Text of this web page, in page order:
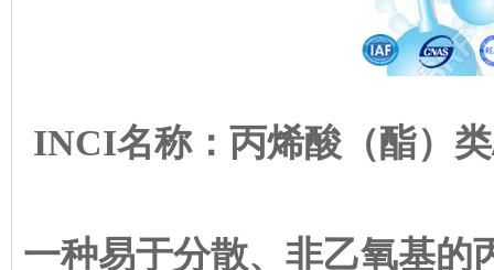
INCI名称：丙烯酸（酯）
一种易于分散、非乙氧基的